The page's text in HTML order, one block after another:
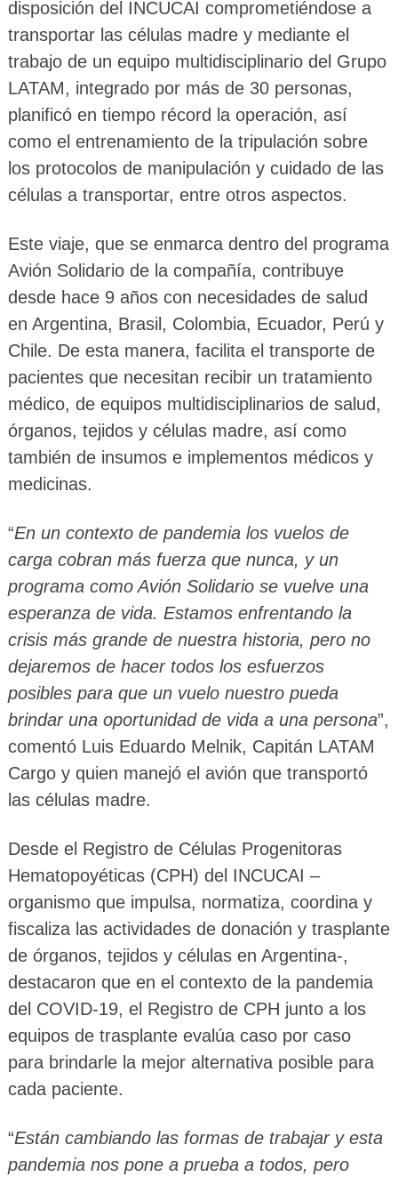
disposición del INCUCAI comprometiéndose a
transportar las células madre y mediante el
trabajo de un equipo multidisciplinario del Grupo
LATAM, integrado por más de 30 personas,
planificó en tiempo récord la operación, así
como el entrenamiento de la tripulación sobre
los protocolos de manipulación y cuidado de las
células a transportar, entre otros aspectos.
Este viaje, que se enmarca dentro del programa
Avión Solidario de la compañía, contribuye
desde hace 9 años con necesidades de salud
en Argentina, Brasil, Colombia, Ecuador, Perú y
Chile. De esta manera, facilita el transporte de
pacientes que necesitan recibir un tratamiento
médico, de equipos multidisciplinarios de salud,
órganos, tejidos y células madre, así como
también de insumos e implementos médicos y
medicinas.
“En un contexto de pandemia los vuelos de
carga cobran más fuerza que nunca, y un
programa como Avión Solidario se vuelve una
esperanza de vida. Estamos enfrentando la
crisis más grande de nuestra historia, pero no
dejaremos de hacer todos los esfuerzos
posibles para que un vuelo nuestro pueda
brindar una oportunidad de vida a una persona”,
comentó Luis Eduardo Melnik, Capitán LATAM
Cargo y quien manejó el avión que transportó
las células madre.
Desde el Registro de Células Progenitoras
Hematopoyéticas (CPH) del INCUCAI –
organismo que impulsa, normatiza, coordina y
fiscaliza las actividades de donación y trasplante
de órganos, tejidos y células en Argentina-,
destacaron que en el contexto de la pandemia
del COVID-19, el Registro de CPH junto a los
equipos de trasplante evalúa caso por caso
para brindarle la mejor alternativa posible para
cada paciente.
“Están cambiando las formas de trabajar y esta
pandemia nos pone a prueba a todos, pero